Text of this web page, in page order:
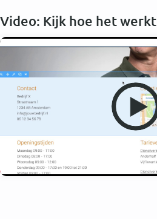
Video: Kijk hoe het werkt